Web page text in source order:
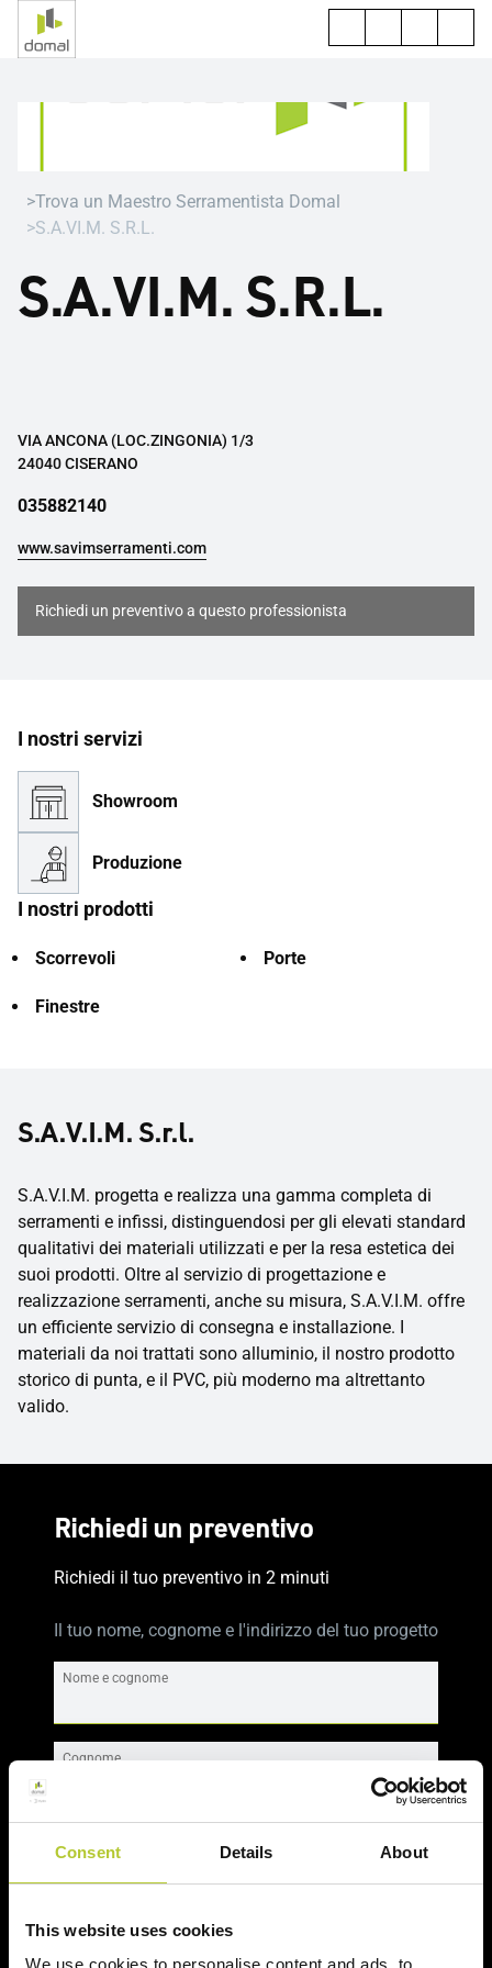
Consent Details About
This website uses cookies
We use cookies to personalise content and ads, to
Trova un Maestro Serramentista Domal
S.A.VI.M. S.R.L.
S.A.VI.M. S.R.L.
VIA ANCONA (LOC.ZINGONIA) 1/3
24040 CISERANO
035882140
www.savimserramenti.com
Richiedi un preventivo a questo professionista
I nostri servizi
Showroom
Produzione
I nostri prodotti
Scorrevoli Porte
Finestre
S.A.V.I.M. S.r.l.
S.A.V.I.M. progetta e realizza una gamma completa di
serramenti e infissi, distinguendosi per gli elevati standard
qualitativi dei materiali utilizzati e per la resa estetica dei
suoi prodotti. Oltre al servizio di progettazione e
realizzazione serramenti, anche su misura, S.A.V.I.M. offre
un efficiente servizio di consegna e installazione. I
materiali da noi trattati sono alluminio, il nostro prodotto
storico di punta, e il PVC, più moderno ma altrettanto
valido.
Richiedi un preventivo
Richiedi il tuo preventivo in 2 minuti
Il tuo nome, cognome e l'indirizzo del tuo progetto
Nome e cognome
Cognome
Continua